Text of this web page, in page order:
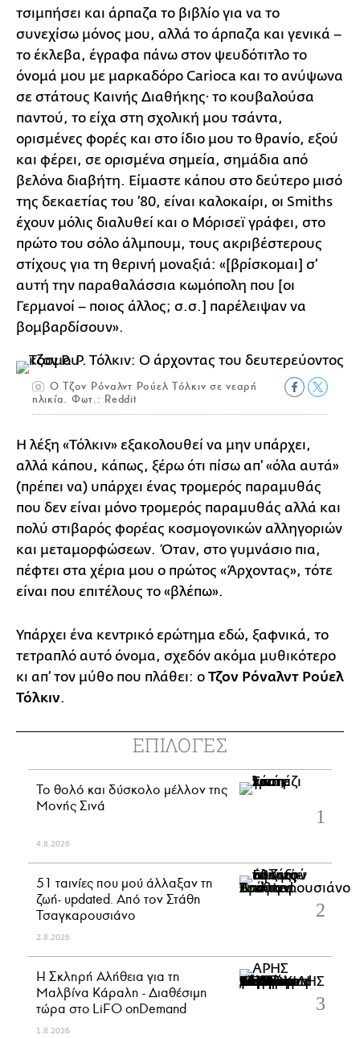
τσιμπήσει και άρπαζα το βιβλίο για να το
συνεχίσω μόνος μου, αλλά το άρπαζα και γενικά –
το έκλεβα, έγραφα πάνω στον ψευδότιτλο το
όνομά μου με μαρκαδόρο Carioca και το ανύψωνα
σε στάτους Καινής Διαθήκης· το κουβαλούσα
παντού, το είχα στη σχολική μου τσάντα,
ορισμένες φορές και στο ίδιο μου το θρανίο, εξού
και φέρει, σε ορισμένα σημεία, σημάδια από
βελόνα διαβήτη. Είμαστε κάπου στο δεύτερο μισό
της δεκαετίας του ’80, είναι καλοκαίρι, οι Smiths
έχουν μόλις διαλυθεί και ο Μόρισεϊ γράφει, στο
πρώτο του σόλο άλμπουμ, τους ακριβέστερους
στίχους για τη θερινή μοναξιά: «[βρίσκομαι] σ’
αυτή την παραθαλάσσια κωμόπολη που [οι
Γερμανοί – ποιος άλλος; σ.σ.] παρέλειψαν να
βομβαρδίσουν».
O Τζον Ρόναλντ Ρούελ Τόλκιν σε νεαρή
ηλικία. Φωτ.: Reddit
Η λέξη «Τόλκιν» εξακολουθεί να μην υπάρχει,
αλλά κάπου, κάπως, ξέρω ότι πίσω απ’ «όλα αυτά»
(πρέπει να) υπάρχει ένας τρομερός παραμυθάς
που δεν είναι μόνο τρομερός παραμυθάς αλλά και
πολύ στιβαρός φορέας κοσμογονικών αλληγοριών
και μεταμορφώσεων. Όταν, στο γυμνάσιο πια,
πέφτει στα χέρια μου ο πρώτος «Άρχοντας», τότε
είναι που επιτέλους το «βλέπω».
Υπάρχει ένα κεντρικό ερώτημα εδώ, ξαφνικά, το
τετραπλό αυτό όνομα, σχεδόν ακόμα μυθικότερο
κι απ’ τον μύθο που πλάθει: ο Τζον Ρόναλντ Ρούελ
Τόλκιν.
ΕΠΙΛΟΓΕΣ
Το θολό και δύσκολο μέλλον της
Μονής Σινά
4.8.2026
51 ταινίες που μού άλλαξαν τη
ζωή- updated. Aπό τον Στάθη
Τσαγκαρουσιάνο
2.8.2026
Η Σκληρή Αλήθεια για τη
Μαλβίνα Κάραλη - Διαθέσιμη
τώρα στo LiFO onDemand
1.8.2026